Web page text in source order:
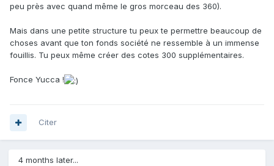
peu près avec quand même le gros morceau des 360).
Mais dans une petite structure tu peux te permettre beaucoup de
choses avant que ton fonds société ne ressemble à un immense
fouillis. Tu peux même créer des cotes 300 supplémentaires.
Fonce Yucca !
Citer
4 months later...